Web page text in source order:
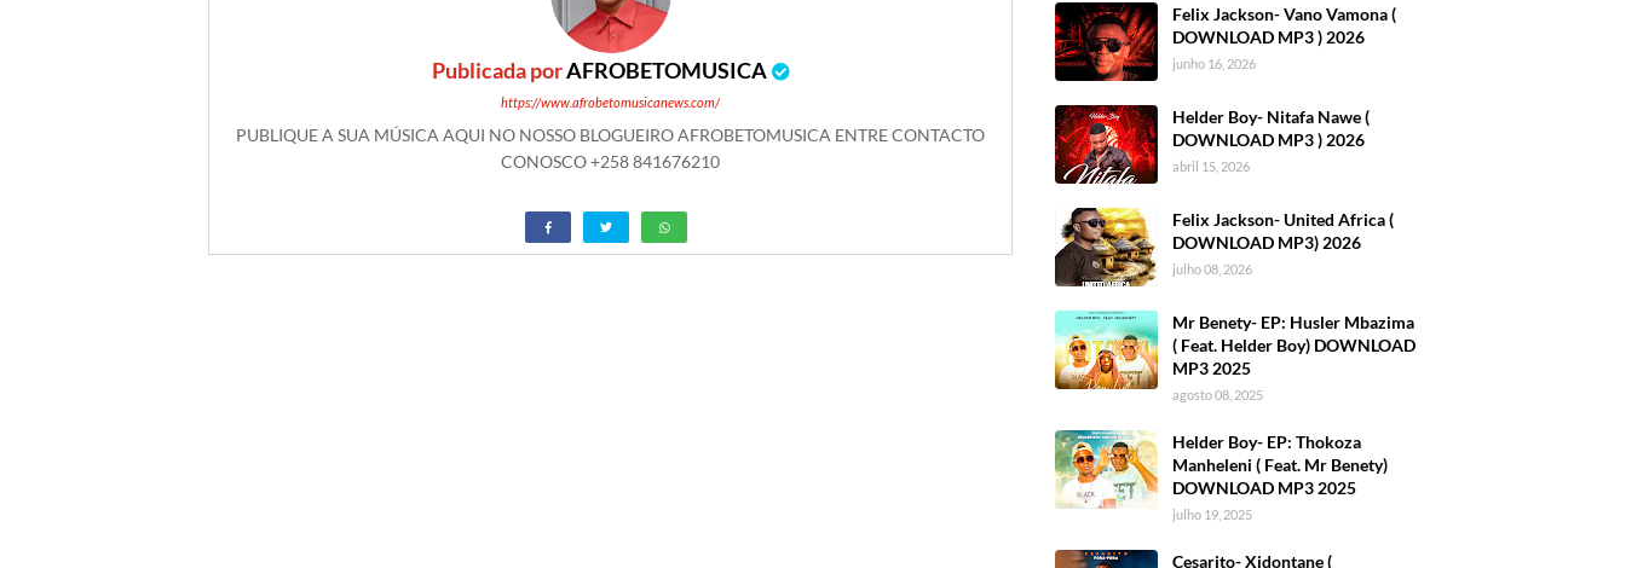
Publicada porAFROBETOMUSICA
https://www.afrobetomusicanews.com/
PUBLIQUE A SUA MÚSICA AQUI NO NOSSO BLOGUEIRO AFROBETOMUSICA ENTRE CONTACTO
CONOSCO +258 841676210
Felix Jackson- Vano Vamona (
DOWNLOAD MP3 ) 2026
junho 16, 2026
Helder Boy- Nitafa Nawe (
DOWNLOAD MP3 ) 2026
abril 15, 2026
Felix Jackson- United Africa (
DOWNLOAD MP3) 2026
julho 08, 2026
Mr Benety- EP: Husler Mbazima
( Feat. Helder Boy) DOWNLOAD
MP3 2025
agosto 08, 2025
Helder Boy- EP: Thokoza
Manheleni ( Feat. Mr Benety)
DOWNLOAD MP3 2025
julho 19, 2025
Cesarito- Xidontane (